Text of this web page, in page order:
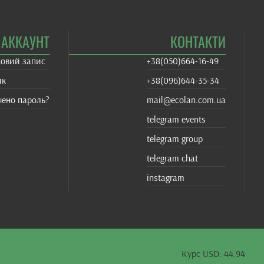
АККАУНТ
запис
пароль?
КОНТАКТИ
+38(‎050)664-16-49
+38‎(096)644-35-34
mail@ecolan.com.ua
telegram events
telegram group
telegram chat
instagram
Курс USD: 44.94